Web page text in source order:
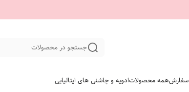
جستجو در محصولات
سفارشهمه محصولاتادویه و چاشنی های ایتالیایی